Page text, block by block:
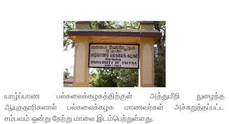
யாழ்ப்பாண பல்கலைக்கழகத்திற்குள் அத்துமீறி நுழைந்த
ஆயுததாரிகளால் பல்கலைக்கழக மாணவர்கள் அச்சுறுத்தப்பட்ட
சம்பவம் ஒன்று நேற்று மாலை இடம்பெற்றுள்ளது.